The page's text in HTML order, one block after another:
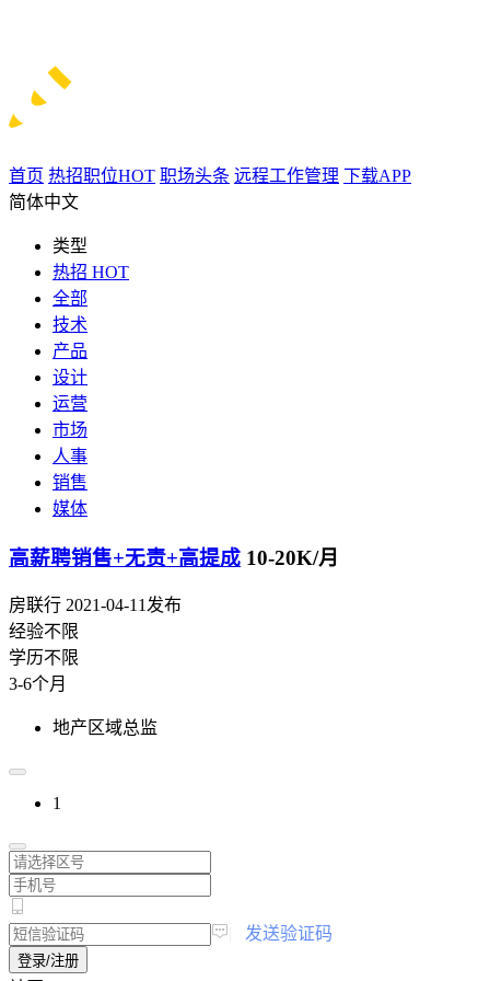
首页 热招职位HOT 职场头条 远程工作管理 下载APP
简体中文
类型
热招 HOT
全部
技术
产品
设计
运营
市场
人事
销售
媒体
高薪聘销售+无责+高提成 10-20K/月
房联行 2021-04-11发布
经验不限
学历不限
3-6个月
地产区域总监
1
发送验证码
登录/注册